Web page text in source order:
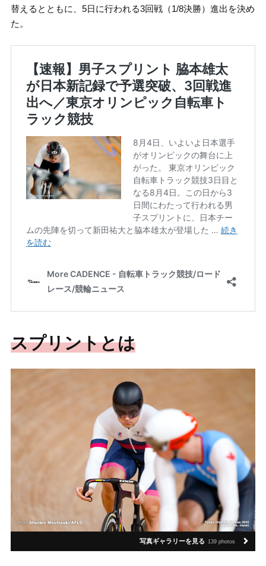
替えるとともに、5日に行われる3回戦（1/8決勝）進出を決め
た。
スプリントとは
写真ギャラリーを見る 139 photos